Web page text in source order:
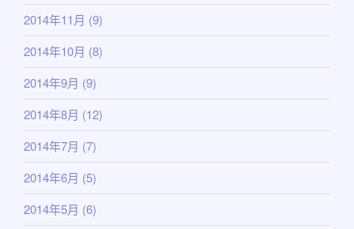
2014年11月 (9)
2014年10月 (8)
2014年9月 (9)
2014年8月 (12)
2014年7月 (7)
2014年6月 (5)
2014年5月 (6)